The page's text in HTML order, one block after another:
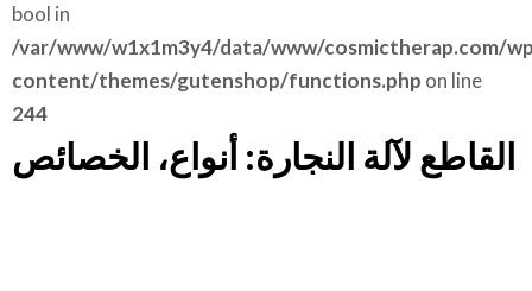
bool in
/var/www/w1x1m3y4/data/www/cosmictherap.com/
content/themes/gutenshop/functions.php on line
244
القاطع لآلة النجارة: أنواع، الخصائص